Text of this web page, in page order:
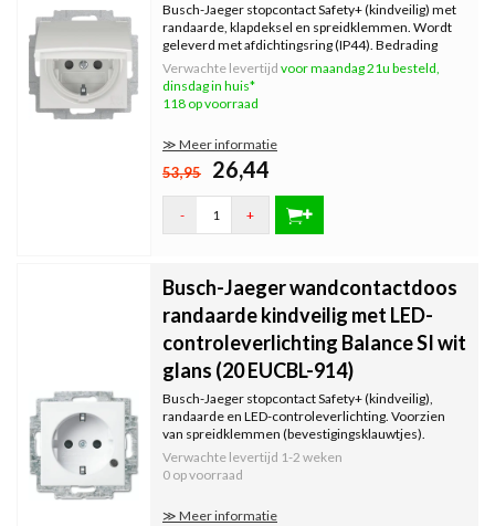
Busch-Jaeger stopcontact Safety+ (kindveilig) met
randaarde, klapdeksel en spreidklemmen. Wordt
geleverd met afdichtingsring (IP44). Bedrading
bevestigen met steekklemmen. Inclusief
binnenwerk, exclusief afdekraam. Serie: Balance SI,
kleur: wit glans.
Verwachte levertijd voor maandag 21u besteld,
dinsdag in huis*
118 op voorraad
≫ Meer informatie
53,95 26,44
- +
Busch-Jaeger wandcontactdoos
randaarde kindveilig met LED-
controleverlichting Balance SI wit
glans (20 EUCBL-914)
Busch-Jaeger stopcontact Safety+ (kindveilig),
randaarde en LED-controleverlichting. Voorzien
van spreidklemmen (bevestigingsklauwtjes).
Bedrading bevestigen met steekklemmen. Inclusief
binnenwerk, exclusief afdekraam. Serie: Balance SI,
kleur: wit glans.
Verwachte levertijd 1-2 weken
0 op voorraad
≫ Meer informatie